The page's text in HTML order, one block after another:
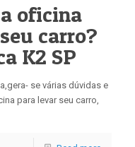
oficina
carro?
K2 SP
se várias dúvidas e
para levar seu carro,